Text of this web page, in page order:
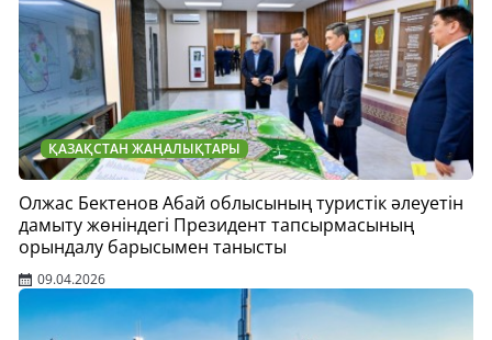
ҚАЗАҚСТАН ЖАҢАЛЫҚТАРЫ
Олжас Бектенов Абай облысының туристік әлеуетін
дамыту жөніндегі Президент тапсырмасының
орындалу барысымен танысты
09.04.2026